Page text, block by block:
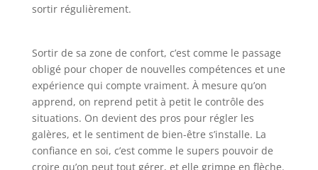
sortir régulièrement.
Sortir de sa zone de confort, c’est comme le passage
obligé pour choper de nouvelles compétences et une
expérience qui compte vraiment. À mesure qu’on
apprend, on reprend petit à petit le contrôle des
situations. On devient des pros pour régler les
galères, et le sentiment de bien-être s’installe. La
confiance en soi, c’est comme le supers pouvoir de
croire qu’on peut tout gérer, et elle grimpe en flèche.